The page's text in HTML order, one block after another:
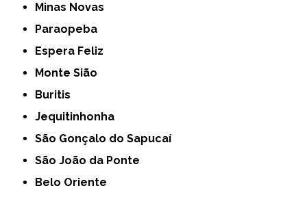
Minas Novas
Paraopeba
Espera Feliz
Monte Sião
Buritis
Jequitinhonha
São Gonçalo do Sapucaí
São João da Ponte
Belo Oriente